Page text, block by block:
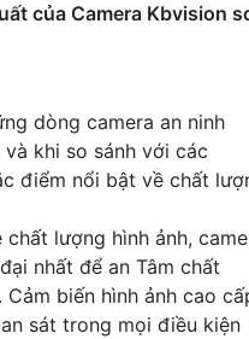
của Camera Kbvision
dòng camera an ninh
khi so sánh với các
điểm nổi bật về chất
chất lượng hình ảnh,
nhất để an Tâm chất
biến hình ảnh cao
sát trong mọi điều kiện